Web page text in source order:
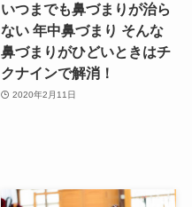
いつまでも鼻づまりが治ら
ない 年中鼻づまり そんな
鼻づまりがひどいときはチ
クナインで解消！
2020年2月11日